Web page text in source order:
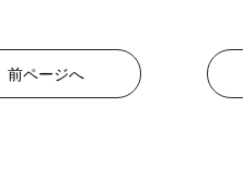
前ページへ